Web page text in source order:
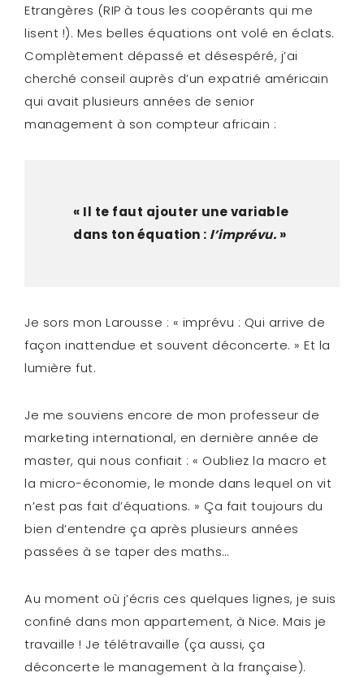
Etrangères (RIP à tous les coopérants qui me
lisent !). Mes belles équations ont volé en éclats.
Complètement dépassé et désespéré, j’ai
cherché conseil auprès d’un expatrié américain
qui avait plusieurs années de senior
management à son compteur africain :
« Il te faut ajouter une variable
dans ton équation : l’imprévu. »
Je sors mon Larousse : « imprévu : Qui arrive de
façon inattendue et souvent déconcerte. » Et la
lumière fut.
Je me souviens encore de mon professeur de
marketing international, en dernière année de
master, qui nous confiait : « Oubliez la macro et
la micro-économie, le monde dans lequel on vit
n’est pas fait d’équations. » Ça fait toujours du
bien d’entendre ça après plusieurs années
passées à se taper des maths…
Au moment où j’écris ces quelques lignes, je suis
confiné dans mon appartement, à Nice. Mais je
travaille ! Je télétravaille (ça aussi, ça
déconcerte le management à la française).